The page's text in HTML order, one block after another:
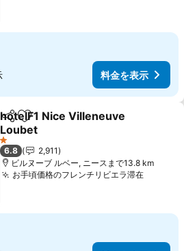
料金を表示
シェアお気に入りに追加
hotelF1 Nice Villeneuve
Loubet
料金を表示
1 ホテルのランク
6.8
2,911
ビルヌーブ ルベー, ニースまで13.8 km
お手頃価格のフレンチリビエラ滞在料金を